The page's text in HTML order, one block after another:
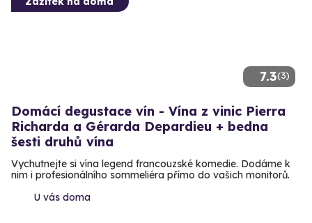
7.3(3)
Domácí degustace vín - Vína z vinic Pierra
Richarda a Gérarda Depardieu + bedna
šesti druhů vína
Vychutnejte si vína legend francouzské komedie. Dodáme k
nim i profesionálního sommeliéra přímo do vašich monitorů.
U vás doma